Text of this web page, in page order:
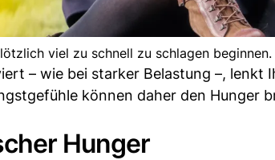
viel zu schnell zu schlagen
– wie bei starker Belastung –, lenkt
können daher den Hunger
Hunger